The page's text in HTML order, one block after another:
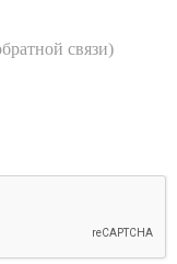
связи)